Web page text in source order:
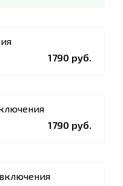
1790 руб.
1790 руб.